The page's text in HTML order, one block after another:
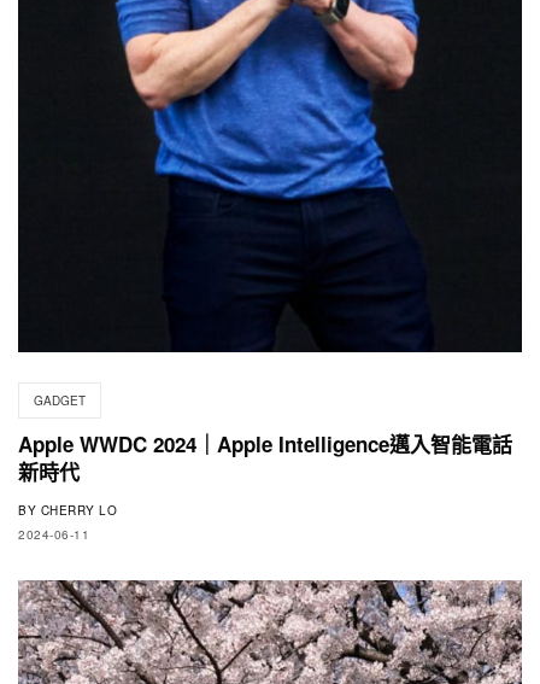
GADGET
Apple WWDC 2024｜Apple Intelligence邁入智能電話
新時代
BY CHERRY LO
2024-06-11